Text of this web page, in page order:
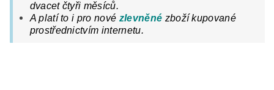
dvacet čtyři měsíců.
A platí to i pro nové zlevněné zboží kupované
prostřednictvím internetu.